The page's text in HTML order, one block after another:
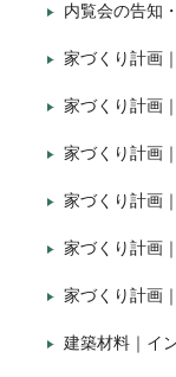
内覧会の告知
家づくり計画
家づくり計画
家づくり計画
家づくり計画
家づくり計画
家づくり計画
建築材料｜イ